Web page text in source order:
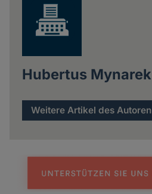
Hubertus Mynarek
Weitere Artikel des Autoren